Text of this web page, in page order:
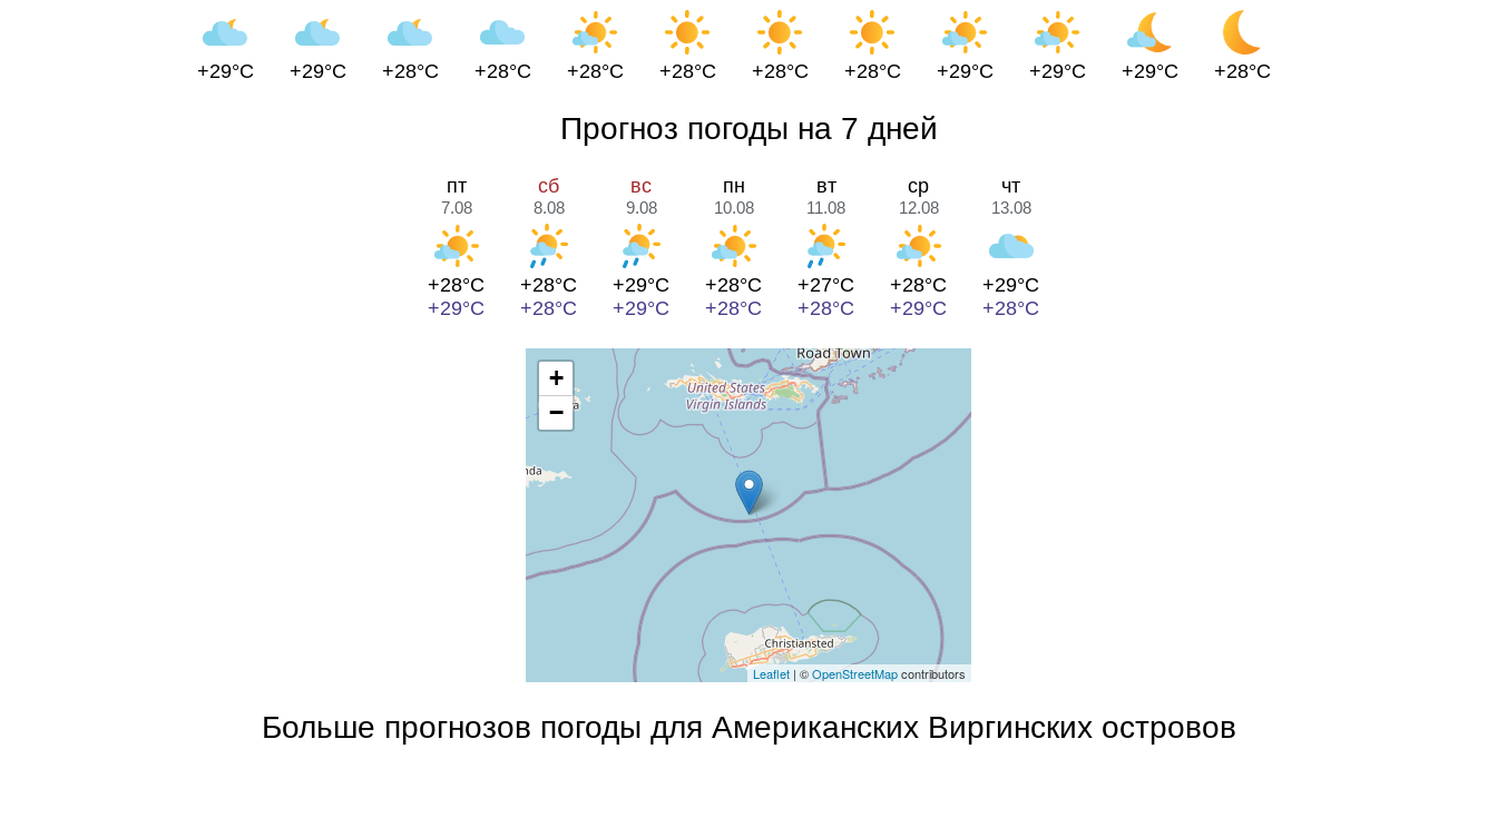
+29°C +29°C +28°C +28°C +28°C +28°C +28°C +28°C +29°C +29°C +29°C +28°C
Прогноз погоды на 7 дней
пт
7.08
+28°C
+29°C
сб
8.08
+28°C
+28°C
вс
9.08
+29°C
+29°C
пн
10.08
+28°C
+28°C
вт
11.08
+27°C
+28°C
ср
12.08
+28°C
+29°C
чт
13.08
+29°C
+28°C
+
−
Leaflet | ©OpenStreetMapcontributors
Больше прогнозов погоды для Американских Виргинских островов